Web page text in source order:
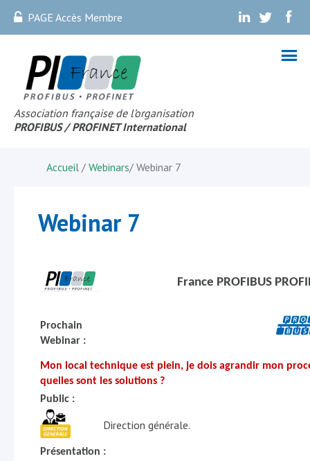
PAGE Accès Membre . . .
Association française de l’organisation
PROFIBUS / PROFINET International
Accueil / Webinars/ Webinar 7
Webinar 7
France PROFIBUS
Prochain
Webinar :
Mon local technique est plein, je dois agrandir mon
quelles sont les solutions ?
Public :
Direction générale.
Présentation :